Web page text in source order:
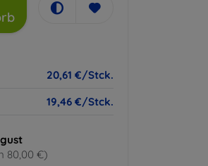
20,61 €/Stck.
19,46 €/Stck.
80,00 €)